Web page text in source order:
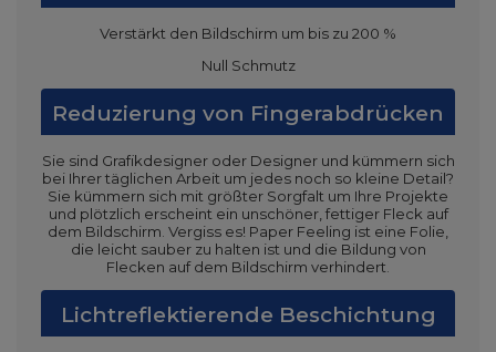
Verstärkt den Bildschirm um bis zu 200 %
Null Schmutz
Reduzierung von Fingerabdrücken
Sie sind Grafikdesigner oder Designer und kümmern sich
bei Ihrer täglichen Arbeit um jedes noch so kleine Detail?
Sie kümmern sich mit größter Sorgfalt um Ihre Projekte
und plötzlich erscheint ein unschöner, fettiger Fleck auf
dem Bildschirm. Vergiss es! Paper Feeling ist eine Folie,
die leicht sauber zu halten ist und die Bildung von
Flecken auf dem Bildschirm verhindert.
Lichtreflektierende Beschichtung